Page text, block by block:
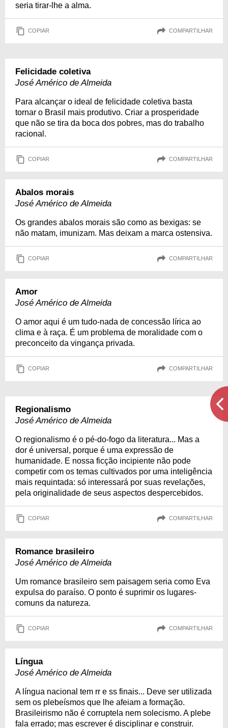
seria tirar-lhe a alma.
COPIAR COMPARTILHAR
Felicidade coletiva
José Américo de Almeida
Para alcançar o ideal de felicidade coletiva basta
tornar o Brasil mais produtivo. Criar a prosperidade
que não se tira da boca dos pobres, mas do trabalho
racional.
COPIAR COMPARTILHAR
Abalos morais
José Américo de Almeida
Os grandes abalos morais são como as bexigas: se
não matam, imunizam. Mas deixam a marca ostensiva.
COPIAR COMPARTILHAR
Amor
José Américo de Almeida
O amor aqui é um tudo-nada de concessão lírica ao
clima e à raça. É um problema de moralidade com o
preconceito da vingança privada.
COPIAR COMPARTILHAR
Regionalismo
José Américo de Almeida
O regionalismo é o pé-do-fogo da literatura... Mas a
dor é universal, porque é uma expressão de
humanidade. E nossa ficção incipiente não pode
competir com os temas cultivados por uma inteligência
mais requintada: só interessará por suas revelações,
pela originalidade de seus aspectos despercebidos.
COPIAR COMPARTILHAR
Romance brasileiro
José Américo de Almeida
Um romance brasileiro sem paisagem seria como Eva
expulsa do paraíso. O ponto é suprimir os lugares-
comuns da natureza.
COPIAR COMPARTILHAR
Língua
José Américo de Almeida
A língua nacional tem rr e ss finais... Deve ser utilizada
sem os plebeísmos que lhe afeiam a formação.
Brasileirismo não é corruptela nem solecismo. A plebe
fala errado; mas escrever é disciplinar e construir.